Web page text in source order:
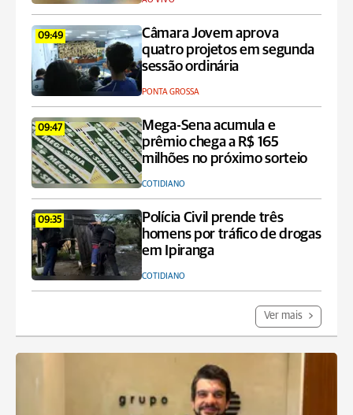
09:49
Câmara Jovem aprova
quatro projetos em segunda
sessão ordinária
PONTA GROSSA
09:47
Mega-Sena acumula e
prêmio chega a R$ 165
milhões no próximo sorteio
COTIDIANO
09:35
Polícia Civil prende três
homens por tráfico de drogas
em Ipiranga
COTIDIANO
Ver mais